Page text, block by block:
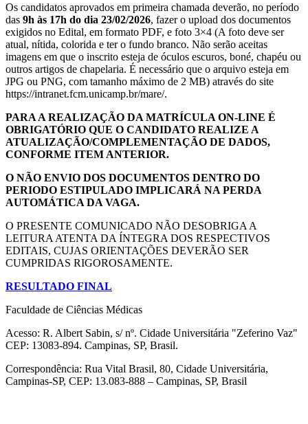
Os candidatos aprovados em primeira chamada deverão, no período
das 9h às 17h do dia 23/02/2026, fazer o upload dos documentos
exigidos no Edital, em formato PDF, e foto 3×4 (A foto deve ser
atual, nítida, colorida e ter o fundo branco. Não serão aceitas
imagens em que o inscrito esteja de óculos escuros, boné, chapéu ou
outros artigos de chapelaria. É necessário que o arquivo esteja em
JPG ou PNG, com tamanho máximo de 2 MB) através do site
https://intranet.fcm.unicamp.br/mare/.
PARA A REALIZAÇÃO DA MATRÍCULA ON-LINE É
OBRIGATÓRIO QUE O CANDIDATO REALIZE A
ATUALIZAÇÃO/COMPLEMENTAÇÃO DE DADOS,
CONFORME ITEM ANTERIOR.
O NÃO ENVIO DOS DOCUMENTOS DENTRO DO
PERIODO ESTIPULADO IMPLICARÁ NA PERDA
AUTOMÁTICA DA VAGA.
O PRESENTE COMUNICADO NÃO DESOBRIGA A
LEITURA ATENTA DA ÍNTEGRA DOS RESPECTIVOS
EDITAIS, CUJAS ORIENTAÇÕES DEVERÃO SER
CUMPRIDAS RIGOROSAMENTE.
RESULTADO FINAL
Faculdade de Ciências Médicas
Acesso: R. Albert Sabin, s/ nº. Cidade Universitária "Zeferino Vaz"
CEP: 13083-894. Campinas, SP, Brasil.
Correspondência: Rua Vital Brasil, 80, Cidade Universitária,
Campinas-SP, CEP: 13.083-888 – Campinas, SP, Brasil